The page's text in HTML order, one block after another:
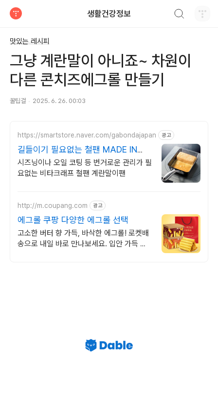
생활건강정보
맛있는 레시피
그냥 계란말이 아니죠~ 차원이
다른 콘치즈에그롤 만들기
꿀팁걸 2025. 6. 26. 00:03
https://smartstore.naver.com/gabondajapan 광고
길들이기 필요없는 철팬 MADE IN
JAPAN
시즈닝이나 오일 코팅 등 번거로운 관리가 필
요없는 비타크래프 철팬 계란말이팬
http://m.coupang.com 광고
에그롤 쿠팡 다양한 에그롤 선택
고소한 버터 향 가득, 바삭한 에그롤! 로켓배
송으로 내일 바로 만나보세요. 입안 가득 사